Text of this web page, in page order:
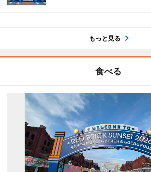
もっと見る
食べる